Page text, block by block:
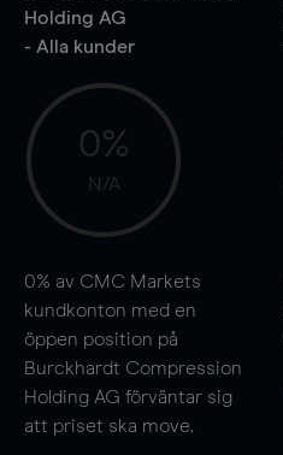
Holding AG
- Alla kunder
0%
N/A
0% av CMC Markets
kundkonton med en
öppen position på
Burckhardt Compression
Holding AG förväntar sig
att priset ska move.